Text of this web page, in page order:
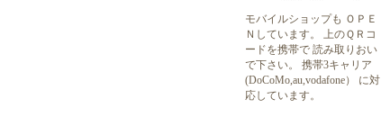
モバイルショップも ＯＰＥ
Ｎしています。 上のＱＲコ
ードを携帯で 読み取りおい
で下さい。 携帯3キャリア
(DoCoMo,au,vodafone） に対
応しています。